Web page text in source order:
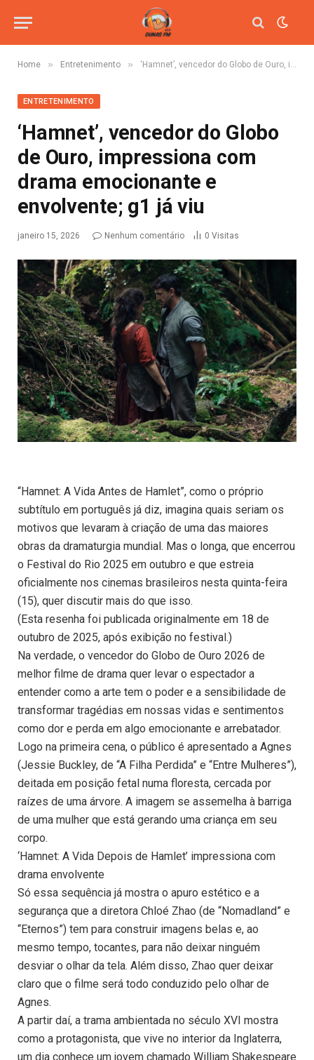
Home » Entretenimento » ‘Hamnet’, vencedor do Globo de Ouro, impressiona com drama emocionante e envolvente; g1 já viu
ENTRETENIMENTO
‘Hamnet’, vencedor do Globo
de Ouro, impressiona com
drama emocionante e
envolvente; g1 já viu
janeiro 15, 2026 Nenhum comentário 0 Visitas
“Hamnet: A Vida Antes de Hamlet”, como o próprio
subtítulo em português já diz, imagina quais seriam os
motivos que levaram à criação de uma das maiores
obras da dramaturgia mundial. Mas o longa, que encerrou
o Festival do Rio 2025 em outubro e que estreia
oficialmente nos cinemas brasileiros nesta quinta-feira
(15), quer discutir mais do que isso.
(Esta resenha foi publicada originalmente em 18 de
outubro de 2025, após exibição no festival.)
Na verdade, o vencedor do Globo de Ouro 2026 de
melhor filme de drama quer levar o espectador a
entender como a arte tem o poder e a sensibilidade de
transformar tragédias em nossas vidas e sentimentos
como dor e perda em algo emocionante e arrebatador.
Logo na primeira cena, o público é apresentado a Agnes
(Jessie Buckley, de “A Filha Perdida” e “Entre Mulheres”),
deitada em posição fetal numa floresta, cercada por
raízes de uma árvore. A imagem se assemelha à barriga
de uma mulher que está gerando uma criança em seu
corpo.
‘Hamnet: A Vida Depois de Hamlet’ impressiona com
drama envolvente
Só essa sequência já mostra o apuro estético e a
segurança que a diretora Chloé Zhao (de “Nomadland” e
“Eternos”) tem para construir imagens belas e, ao
mesmo tempo, tocantes, para não deixar ninguém
desviar o olhar da tela. Além disso, Zhao quer deixar
claro que o filme será todo conduzido pelo olhar de
Agnes.
A partir daí, a trama ambientada no século XVI mostra
como a protagonista, que vive no interior da Inglaterra,
um dia conhece um jovem chamado William Shakespeare